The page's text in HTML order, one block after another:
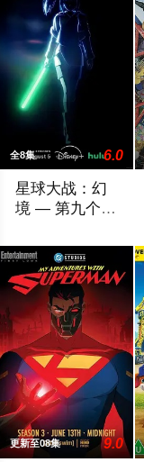
全8集 6.0
星球大战：幻
境 — 第九个绝
更新至08集 9.0